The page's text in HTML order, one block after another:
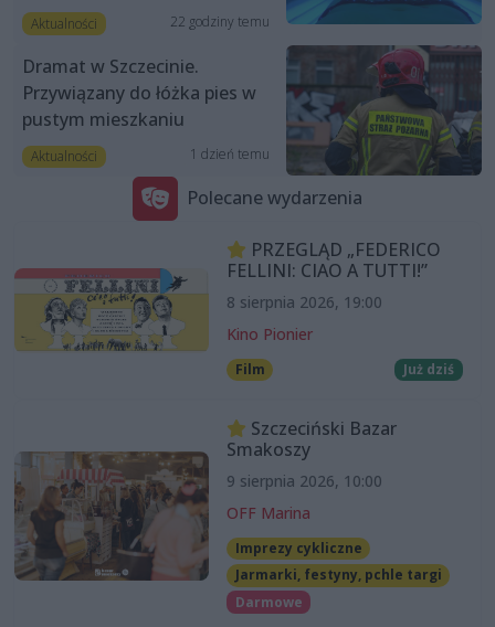
Aktualności 22 godziny temu
Dramat w Szczecinie.
Przywiązany do łóżka pies w
pustym mieszkaniu
Aktualności 1 dzień temu
Polecane wydarzenia
PRZEGLĄD „FEDERICO
FELLINI: CIAO A TUTTI!”
8 sierpnia 2026, 19:00
Kino Pionier
Film Już dziś
Szczeciński Bazar
Smakoszy
9 sierpnia 2026, 10:00
OFF Marina
Imprezy cykliczne
Jarmarki, festyny, pchle targi
Darmowe